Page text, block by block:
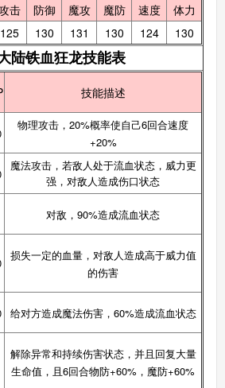
击 防御 魔攻 魔防 速度
体力
125 130 131 130 124
130
陆铁血狂龙技能表
技能描述
物理攻击，20%概率使自己6回合速度
+20%
魔法攻击，若敌人处于流血状态，威力更
强，对敌人造成伤口状态
对敌，90%造成流血状态
损失一定的血量，对敌人造成高于威力值
的伤害
给对方造成魔法伤害，60%造成流血状态
解除异常和持续伤害状态，并且回复大量
生命值，且6回合物防+60%，魔防+60%